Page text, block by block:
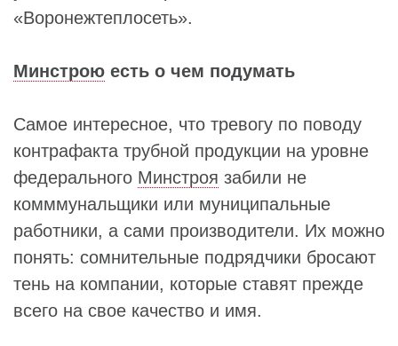
«Воронежтеплосеть».
Минстрою есть о чем подумать
Самое интересное, что тревогу по поводу
контрафакта трубной продукции на уровне
федерального Минстроя забили не
комммунальщики или муниципальные
работники, а сами производители. Их можно
понять: сомнительные подрядчики бросают
тень на компании, которые ставят прежде
всего на свое качество и имя.